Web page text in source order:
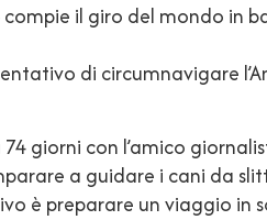
il giro del mondo in
tentativo di
giorni con l’amico
a guidare i cani da
è preparare un viaggio in